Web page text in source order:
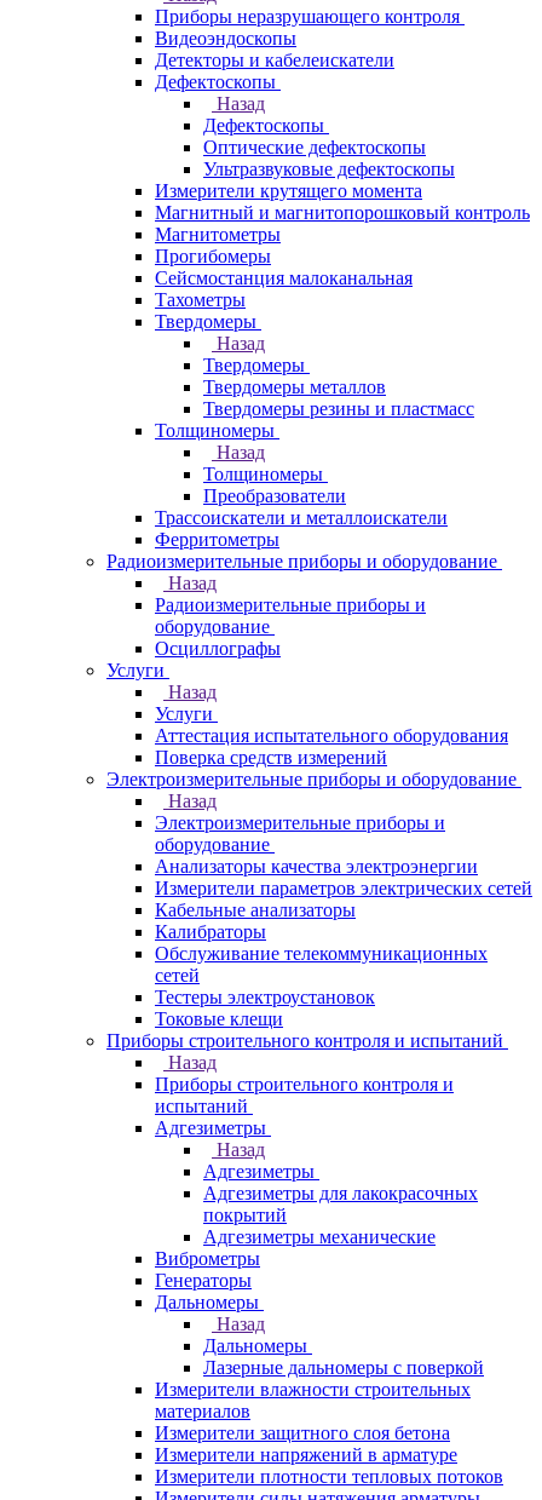
Приборы неразрушающего контроля
Видеоэндоскопы
Детекторы и кабелеискатели
Дефектоскопы
Назад
Дефектоскопы
Оптические дефектоскопы
Ультразвуковые дефектоскопы
Измерители крутящего момента
Магнитный и магнитопорошковый контроль
Магнитометры
Прогибомеры
Сейсмостанция малоканальная
Тахометры
Твердомеры
Назад
Твердомеры
Твердомеры металлов
Твердомеры резины и пластмасс
Толщиномеры
Назад
Толщиномеры
Преобразователи
Трассоискатели и металлоискатели
Ферритометры
Радиоизмерительные приборы и оборудование
Назад
Радиоизмерительные приборы и
оборудование
Осциллографы
Услуги
Назад
Услуги
Аттестация испытательного оборудования
Поверка средств измерений
Электроизмерительные приборы и оборудование
Назад
Электроизмерительные приборы и
оборудование
Анализаторы качества электроэнергии
Измерители параметров электрических сетей
Кабельные анализаторы
Калибраторы
Обслуживание телекоммуникационных
сетей
Тестеры электроустановок
Токовые клещи
Приборы строительного контроля и испытаний
Назад
Приборы строительного контроля и
испытаний
Адгезиметры
Назад
Адгезиметры
Адгезиметры для лакокрасочных
покрытий
Адгезиметры механические
Виброметры
Генераторы
Дальномеры
Назад
Дальномеры
Лазерные дальномеры с поверкой
Измерители влажности строительных
материалов
Измерители защитного слоя бетона
Измерители напряжений в арматуре
Измерители плотности тепловых потоков